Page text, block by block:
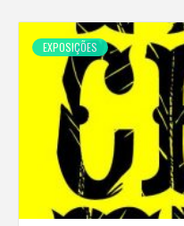
EXPOSIÇÕES